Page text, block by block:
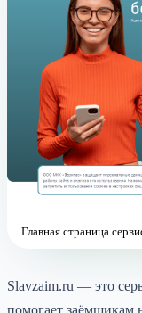
Главная страница
Slavzaim.ru — это
помогает